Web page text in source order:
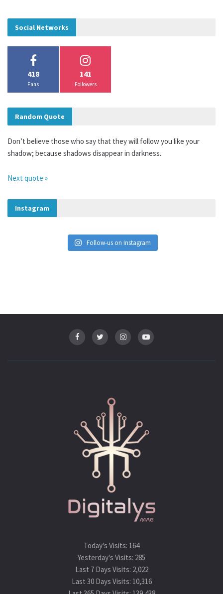
Social Networks
418
Fans
141
Followers
Random Quote
Don’t believe those who say that they will follow you like your
shadow; because shadows disappear in darkness.
Next quote »
Instagram
Follow-us on Instagram
Today's Visits: 164
Yesterday's Visits: 285
Last 7 Days Visits: 2,022
Last 30 Days Visits: 10,316